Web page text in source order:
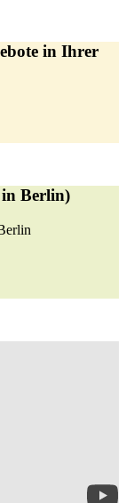
in Ihrer
in Berlin)